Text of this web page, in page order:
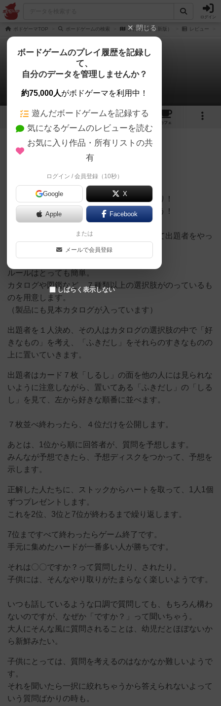
ログイン
ボドゲーマTOP ボードゲームの検索 かたろーぐ（新版） レビュー
かたろーぐ（新版）
いかっぱさんのレビュー
1 2
カフェ
400名 1名 0 2年以上前
5歳息子と7歳娘と遊びました。
お家にある図鑑やチラシがゲームに早変わり！
質問をして、出題者の好きなものを当てよう！
子供たちがとても気に入ってくれて、競って出題者をやっ
ているので、レビューしたいと思います。
ルールはとっても簡単。
カタログや図鑑など、７種類以上の選択肢がのっているも
のを用意します。
（製品にも見本カタログが入っています）
出題者を１人決め、その人はカタログの選択肢の中で「好
きなもの」を考え、「ふきだし」をそれらのすきなものの
上に置いていきます。
出題者はカード７枚「しるし」の面を他の人には見られな
いように注意しながら、置いてある「ふきだし」の「しる
し」を見て、左から好きな順番に並べます。
７枚並べ終わったら、４位だけを公開します。
あとは、1位から順に回答者が、質問を予想します。
みんなが予想できたら、予想ディスクをつかって、予想を
示します。
正解した人たちに、ストックからハートを取って、1人1個
ずつプレゼントします。
これを2位、3位と7位が終わるまで繰り返します。
7位まですべて終わったらゲーム終了です。
手元に集めたハードが一番多い人が勝ちです。
それは〇〇ですか？って質問したり、されたり。
子供には、そんなやり取りがたまらなく楽しいようです。
いつも話しているような口調で質問しても、もちろん構わ
ないのですが、なぜか「ですか？」って聞いちゃう。
大人にそんな風に質問されることは、幼児だとほぼないか
ら新鮮みたい。
子供にとっては、質問を考えるのはなかなか難しいようで
す。
それを聞いたら一択に絞れちゃうから答えられないよって
いう質問ばかりの時も。
閉じる
ボードゲームのプレイ履歴を記録し
て、
自分のデータを管理しませんか？
約75,000人がボドゲーマを利用中！
遊んだボードゲームを記録する
気になるゲームのレビューを読む
お気に入り作品・所有リストの共
有
ログイン / 会員登録（10秒）
Google X
Apple Facebook
または
メールで会員登録
しばらく表示しない